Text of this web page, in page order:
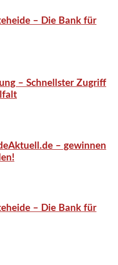
– Die Bank für
– Schnellster Zugriff
– gewinnen
– Die Bank für